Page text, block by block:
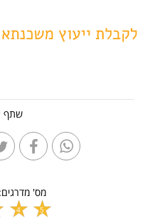
שתף
מס'
4 5